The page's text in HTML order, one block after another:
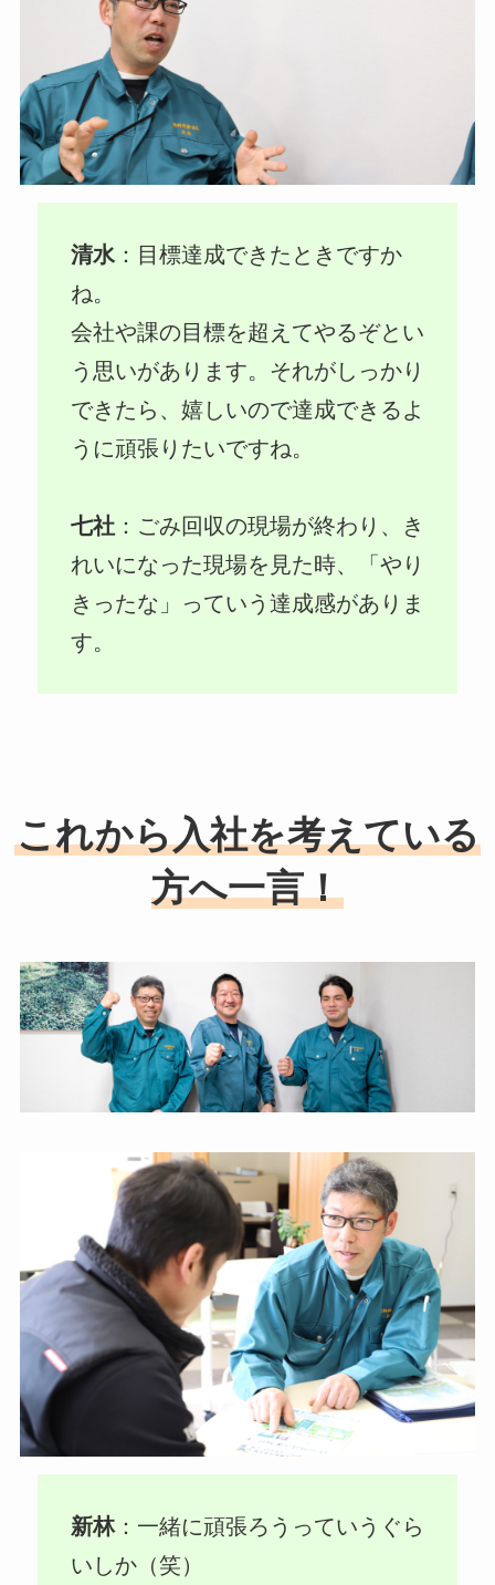
清水：目標達成できたときですか
ね。
会社や課の目標を超えてやるぞとい
う思いがあります。それがしっかり
できたら、嬉しいので達成できるよ
うに頑張りたいですね。
七社：ごみ回収の現場が終わり、き
れいになった現場を見た時、「やり
きったな」っていう達成感がありま
す。
これから入社を考えている
方へ一言！
新林：一緒に頑張ろうっていうぐら
いしか（笑）